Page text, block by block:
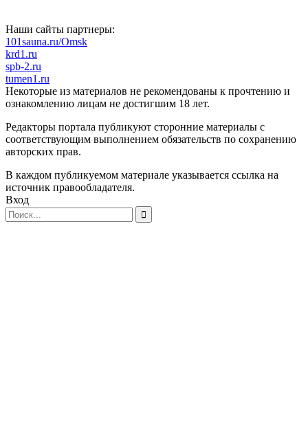
Наши сайты партнеры:
101sauna.ru/Omsk
krd1.ru
spb-2.ru
tumen1.ru
Некоторые из материалов не рекомендованы к прочтению и
ознакомлению лицам не достигшим 18 лет.
Редакторы портала публикуют сторонние материалы с
соответствующим выполнением обязательств по сохранению
авторских прав.
В каждом публикуемом материале указывается ссылка на
источник правообладателя.
Вход